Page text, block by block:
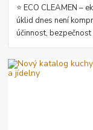
⭐ ECO CLEAMEN –
úklid dnes není
účinnost,